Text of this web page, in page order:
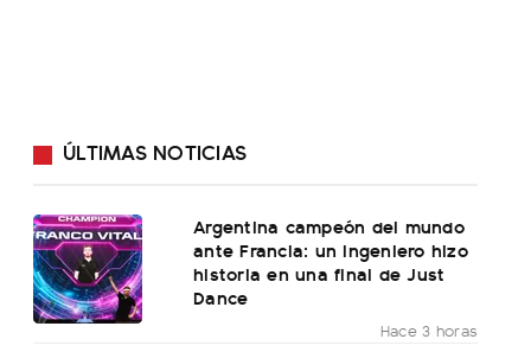
ÚLTIMAS NOTICIAS
Argentina campeón del mundo
ante Francia: un ingeniero hizo
historia en una final de Just
Dance
Hace 3 horas